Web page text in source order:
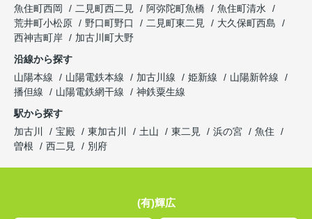
魚住町西岡
二見町西二見 阿弥陀町魚橋
魚住町清水
荒井町小松原
野口町野口 二見町東二見
大久保町西島
西神吉町岸
加古川町大野
沿線から探す
山陽本線
山陽電鉄本線 加古川線 姫新線
山陽新幹線
播但線
山陽電鉄網干線
神鉄粟生線
駅から探す
加古川
宝殿 東加古川 土山 東二見 浜の宮
魚住
曽根
西二見 別府
(有)輝広